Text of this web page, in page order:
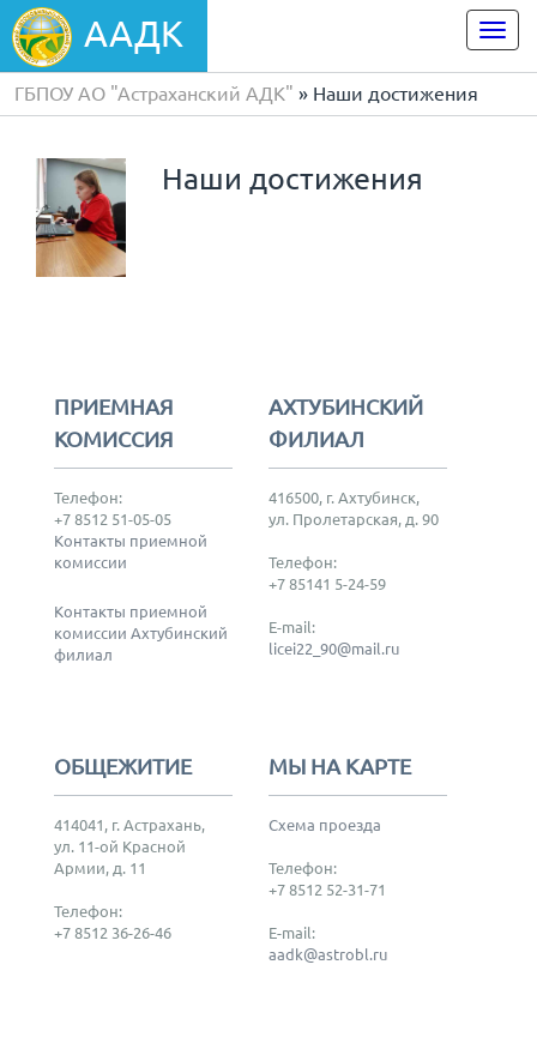
ААДК
ГБПОУ АО "Астраханский АДК" » Наши достижения
Наши достижения
ПРИЕМНАЯ
КОМИССИЯ
Телефон:
+7 8512 51-05-05
Контакты приемной
комиссии
Контакты приемной
комиссии Ахтубинский
филиал
АХТУБИНСКИЙ
ФИЛИАЛ
416500, г. Ахтубинск,
ул. Пролетарская, д. 90
Телефон:
+7 85141 5-24-59
E-mail:
licei22_90@mail.ru
ОБЩЕЖИТИЕ
414041, г. Астрахань,
ул. 11-ой Красной
Армии, д. 11
Телефон:
+7 8512 36-26-46
МЫ НА КАРТЕ
Схема проезда
Телефон:
+7 8512 52-31-71
E-mail:
aadk@astrobl.ru